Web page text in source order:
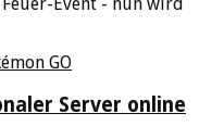
Event - nun wird
GO
Server online